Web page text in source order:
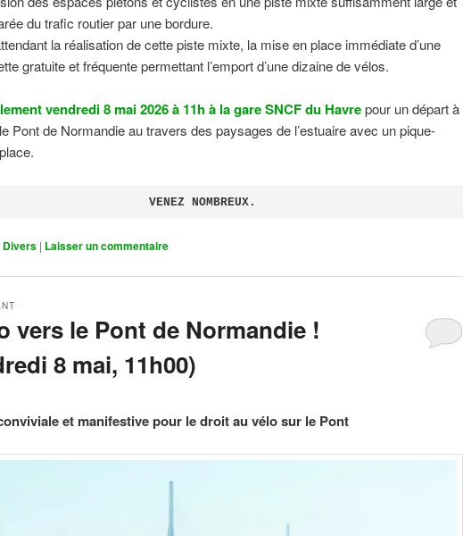
du trafic routier par une bordure.
la réalisation de cette piste mixte, la mise en place immédiate d’une
gratuite et fréquente permettant l’emport d’une dizaine de vélos.
vendredi 8 mai 2026 à 11h à la gare SNCF du Havrepour un départ à
Pont de Normandie au travers des paysages de l’estuaire avec un pique-
VENEZ NOMBREUX.
Divers | Laisser un commentaire
vers le Pont de Normandie !
8 mai, 11h00)
et manifestive pour le droit au vélo sur le Pont